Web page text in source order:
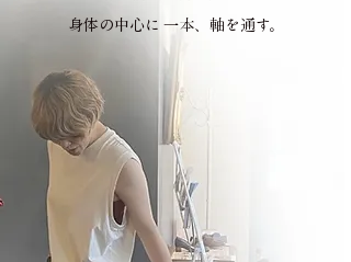
身体の中心に 一本、軸を通す。